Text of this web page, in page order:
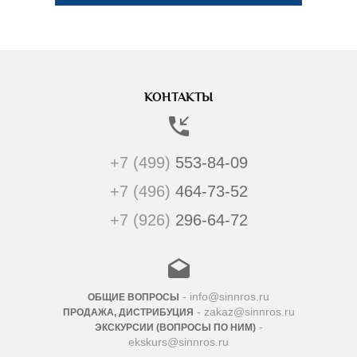
КОНТАКТЫ
+7 (499) 553-84-09
+7 (496) 464-73-52
+7 (926) 296-64-72
ОБЩИЕ ВОПРОСЫ - info@sinnros.ru
ПРОДАЖА, ДИСТРИБУЦИЯ - zakaz@sinnros.ru
ЭКСКУРСИИ (ВОПРОСЫ ПО НИМ)-
ekskurs@sinnros.ru